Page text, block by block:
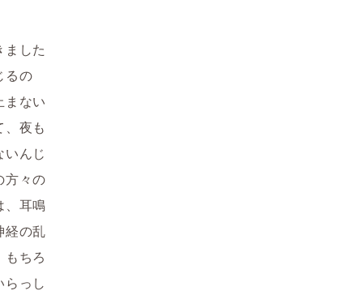
した
るの
まない
夜も
んじ
々の
、耳鳴
経の乱
ちろ
っし